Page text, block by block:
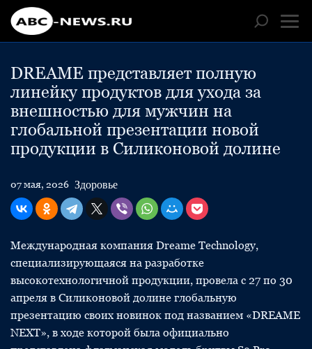
DREAME представляет полную
линейку продуктов для ухода за
внешностью для мужчин на
глобальной презентации новой
продукции в Силиконовой долине
07 мая, 2026 Здоровье
Международная компания Dreame Technology,
специализирующаяся на разработке
высокотехнологичной продукции, провела с 27 по 30
апреля в Силиконовой долине глобальную
презентацию своих новинок под названием «DREAME
NEXT», в ходе которой была официально